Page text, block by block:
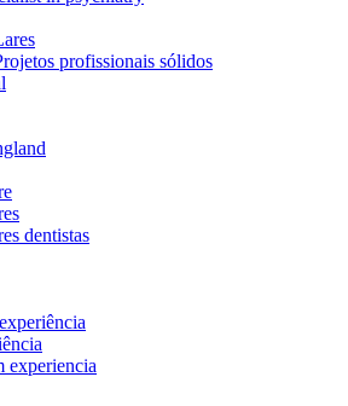
profissionais sólidos
dentistas
experiencia